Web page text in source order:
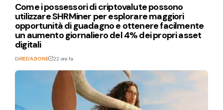
Come i possessori di criptovalute possono
utilizzare SHRMiner per esplorare maggiori
opportunità di guadagno e ottenere facilmente
un aumento giornaliero del 4% dei propri asset
digitali
DiREDAZIONE 22 ore fa